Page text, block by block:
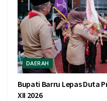
DAERAH
Bupati Barru Lepas Duta
XII 2026